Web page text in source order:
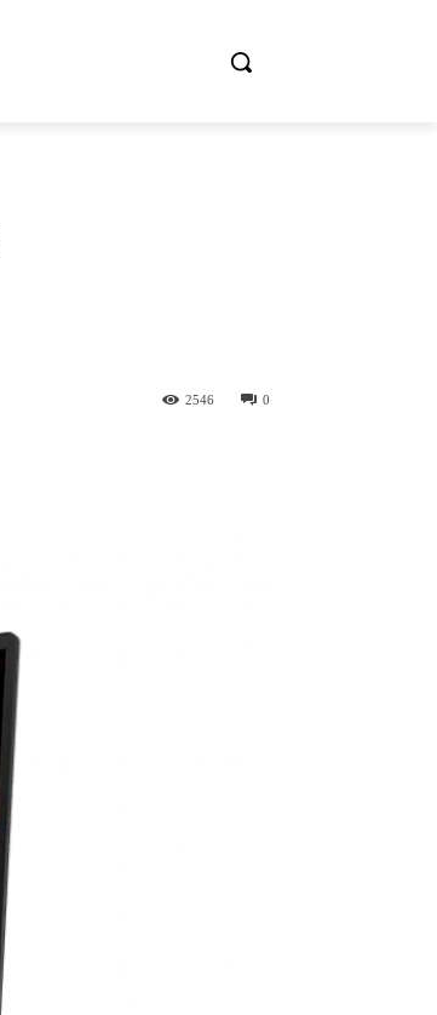
0
2546